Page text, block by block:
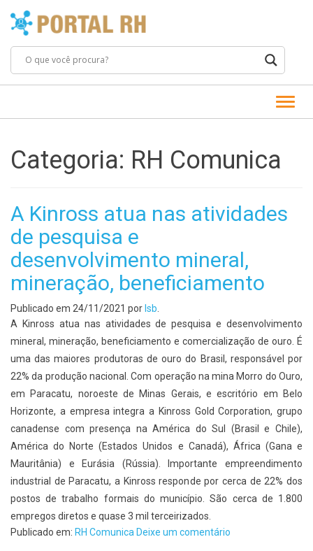
Categoria: RH Comunica
A Kinross atua nas atividades
de pesquisa e
desenvolvimento mineral,
mineração, beneficiamento
Publicado em 24/11/2021 porlsb
A Kinross atua nas atividades de pesquisa e desenvolvimento
mineral, mineração, beneficiamento e comercialização de ouro. É
uma das maiores produtoras de ouro do Brasil, responsável por
22% da produção nacional. Com operação na mina Morro do Ouro,
em Paracatu, noroeste de Minas Gerais, e escritório em Belo
Horizonte, a empresa integra a Kinross Gold Corporation, grupo
canadense com presença na América do Sul (Brasil e Chile),
América do Norte (Estados Unidos e Canadá), África (Gana e
Mauritânia) e Eurásia (Rússia). Importante empreendimento
industrial de Paracatu, a Kinross responde por cerca de 22% dos
postos de trabalho formais do município. São cerca de 1.800
empregos diretos e quase 3 mil terceirizados.
Publicado em: RH Comunica Deixe um comentário